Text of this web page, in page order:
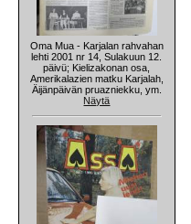
Oma Mua - Karjalan rahvahan
lehti 2001 nr 14, Sulakuun 12.
päivü; Kielizakonan osa,
Amerikalazien matku Karjalah,
Äijänpäivän pruazniekku, ym.
Näytä